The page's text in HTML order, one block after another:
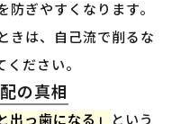
ぎやすくなります。
きは、自己流で削るな
ださい。
の真相
出っ歯になる」
という